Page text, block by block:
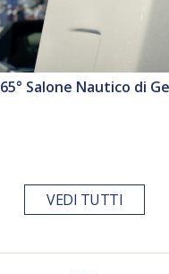
Salone Nautico di
VEDI TUTTI